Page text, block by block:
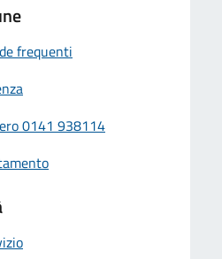
frequenti
0141 938114